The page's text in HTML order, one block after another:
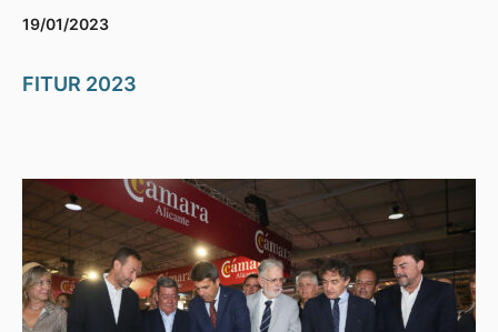
19/01/2023
FITUR 2023